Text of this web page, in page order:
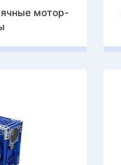
мотор-